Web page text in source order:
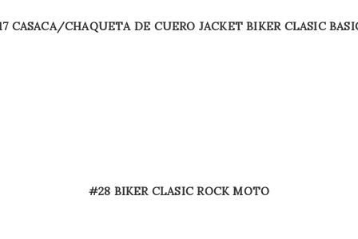
CASACA/CHAQUETA DE CUERO JACKET BIKER CLASIC
#28 BIKER CLASIC ROCK MOTO